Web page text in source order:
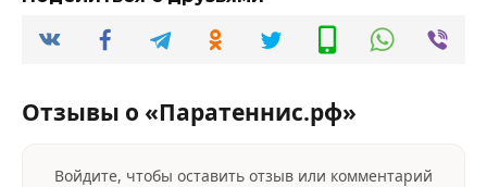
Отзывы о «Паратеннис.рф»
Войдите, чтобы оставить отзыв или комментарий